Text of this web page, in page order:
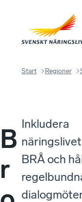
Start Regioner
B
r
Inkludera
BRÅ och